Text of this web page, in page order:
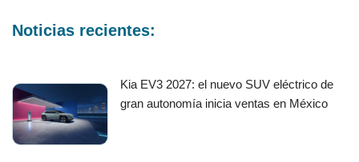
Noticias recientes:
Kia EV3 2027: el nuevo SUV eléctrico de
gran autonomía inicia ventas en México